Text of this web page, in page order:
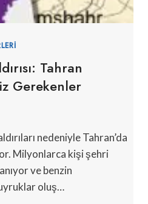
Tahran
Gerekenler
nedeniyle Tahran’da
Milyonlarca kişi şehri
ve benzin
oluş…